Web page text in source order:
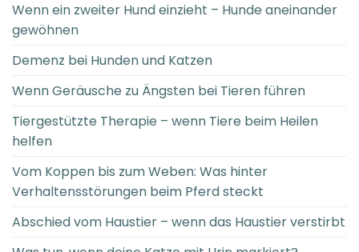
Wenn ein zweiter Hund einzieht – Hunde aneinander
gewöhnen
Demenz bei Hunden und Katzen
Wenn Geräusche zu Ängsten bei Tieren führen
Tiergestützte Therapie – wenn Tiere beim Heilen
helfen
Vom Koppen bis zum Weben: Was hinter
Verhaltensstörungen beim Pferd steckt
Abschied vom Haustier – wenn das Haustier verstirbt